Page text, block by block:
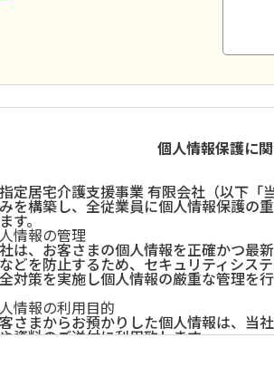
個人情報保護に
定居宅介護支援事業 有限会社（以下「
を構築し、全従業員に個人情報保護の
す。
情報の管理
は、お客さまの個人情報を正確かつ最
どを防止するため、セキュリティシス
対策を実施し個人情報の厳重な管理を行
情報の利用目的
さまからお預かりした個人情報は、当
資料のご送付に利用致します。